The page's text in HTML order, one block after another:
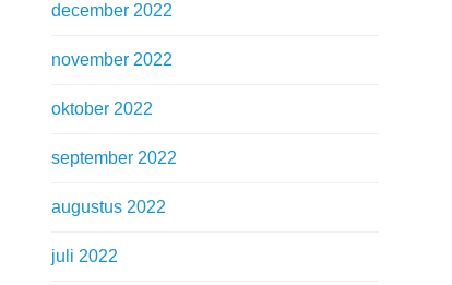
december 2022
november 2022
oktober 2022
september 2022
augustus 2022
juli 2022